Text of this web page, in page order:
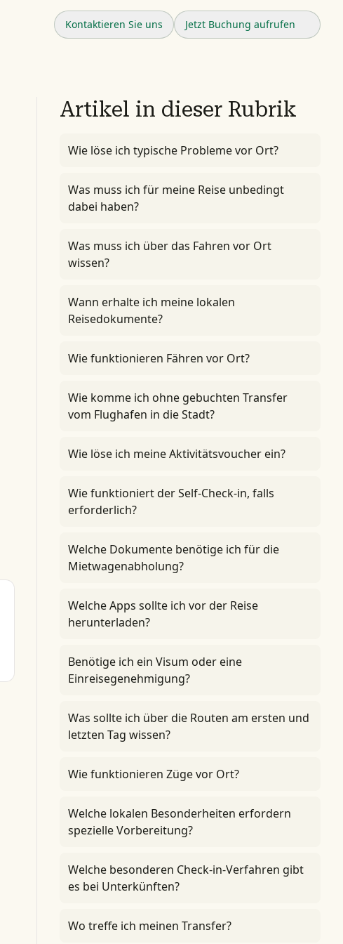
Kontaktieren Sie uns Jetzt Buchung aufrufen
Artikel in dieser Rubrik
Wie löse ich typische Probleme vor Ort?
Was muss ich für meine Reise unbedingt
dabei haben?
Was muss ich über das Fahren vor Ort
wissen?
Wann erhalte ich meine lokalen
Reisedokumente?
Wie funktionieren Fähren vor Ort?
Wie komme ich ohne gebuchten Transfer
vom Flughafen in die Stadt?
Wie löse ich meine Aktivitätsvoucher ein?
Wie funktioniert der Self-Check-in, falls
erforderlich?
Welche Dokumente benötige ich für die
Mietwagenabholung?
Welche Apps sollte ich vor der Reise
herunterladen?
Benötige ich ein Visum oder eine
Einreisegenehmigung?
Was sollte ich über die Routen am ersten und
letzten Tag wissen?
Wie funktionieren Züge vor Ort?
Welche lokalen Besonderheiten erfordern
spezielle Vorbereitung?
Welche besonderen Check-in-Verfahren gibt
es bei Unterkünften?
Wo treffe ich meinen Transfer?